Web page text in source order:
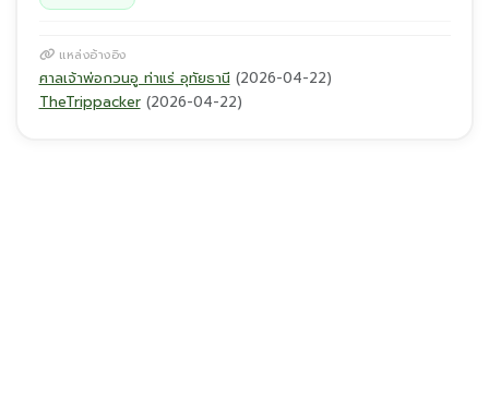
แหล่งอ้างอิง
ศาลเจ้าพ่อกวนอู ท่าแร่ อุทัยธานี (2026-04-22)
TheTrippacker (2026-04-22)